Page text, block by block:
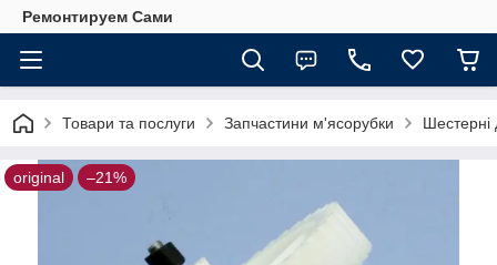
Ремонтируем Сами
Товари та послуги Запчастини м'ясорубки Шестерні
original –21%